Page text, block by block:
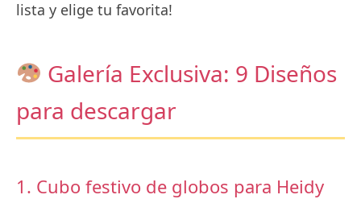
lista y elige tu favorita!
Galería Exclusiva: 9 Diseños
para descargar
1. Cubo festivo de globos para Heidy